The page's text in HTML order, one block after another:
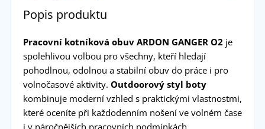
Popis produktu
Pracovní kotníková obuv ARDON GANGER O2 je
spolehlivou volbou pro všechny, kteří hledají
pohodlnou, odolnou a stabilní obuv do práce i pro
volnočasové aktivity. Outdoorový styl boty
kombinuje moderní vzhled s praktickými vlastnostmi,
které oceníte při každodenním nošení ve volném čase
i v náročnějších pracovních podmínkách.